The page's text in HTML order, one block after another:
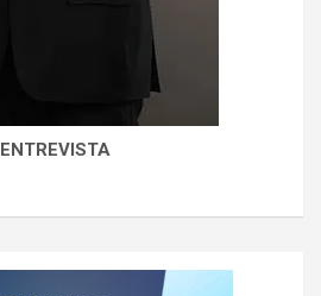
ENTREVISTA